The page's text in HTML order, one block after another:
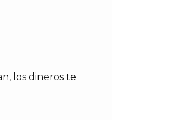
los dineros te